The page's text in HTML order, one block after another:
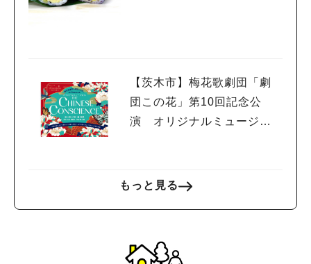
【茨木市】梅花歌劇団「劇
団この花」第10回記念公
演 オリジナルミュージカ
もっと見る